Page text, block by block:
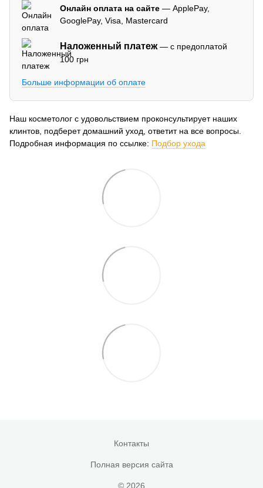
Онлайн оплата на сайте — ApplePay,
GooglePay, Visa, Mastercard
Наложенный платеж— с предоплатой
100 грн
Больше информации об оплате
Наш косметолог с удовольствием проконсультирует наших
клинтов, подберет домашний уход, ответит на все вопросы.
Подробная информация по ссылке: Подбор ухода
Контакты
Полная версия сайта
© 2026